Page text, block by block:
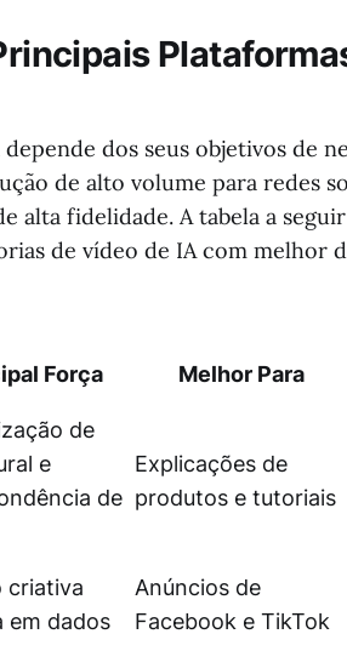
dos seus objetivos de
de alto volume para redes
alta fidelidade. A tabela a
de vídeo de IA com melhor
Força Melhor Para
de
e
de
Explicações de
produtos e tutoriais
criativa
em dados
Anúncios de
Facebook e TikTok